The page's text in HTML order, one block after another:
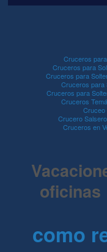
Cruceros
Cruceros para
Cruceros para
Cruceros para
Cruceros para
Cruceros
Cruceo
Crucero
Cruceros en
oficinas
como